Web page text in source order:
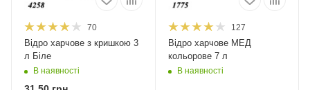
70
Відро харчове з кришкою 3
л Біле
В наявності
127
Відро харчове МЕД
кольорове 7 л
В наявності